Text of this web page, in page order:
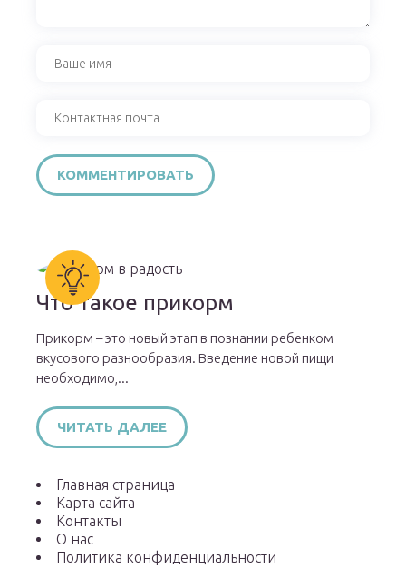
Что такое прикорм
Прикорм – это новый этап в познании ребенком
вкусового разнообразия. Введение новой пищи
необходимо,...
ЧИТАТЬ ДАЛЕЕ
Главная страница
Карта сайта
Контакты
О нас
Политика конфиденциальности